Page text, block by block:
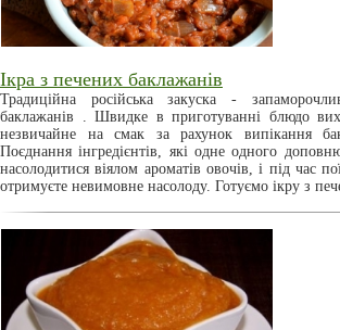
Ікра з печених баклажанів
Традиційна російська закуска -
баклажанів . Швидке в приготуванні блюдо
незвичайне на смак за рахунок випікання
Поєднання інгредієнтів, які одне одного
насолодитися віялом ароматів овочів, і під час
отримуєте невимовне насолоду. Готуємо ікру з